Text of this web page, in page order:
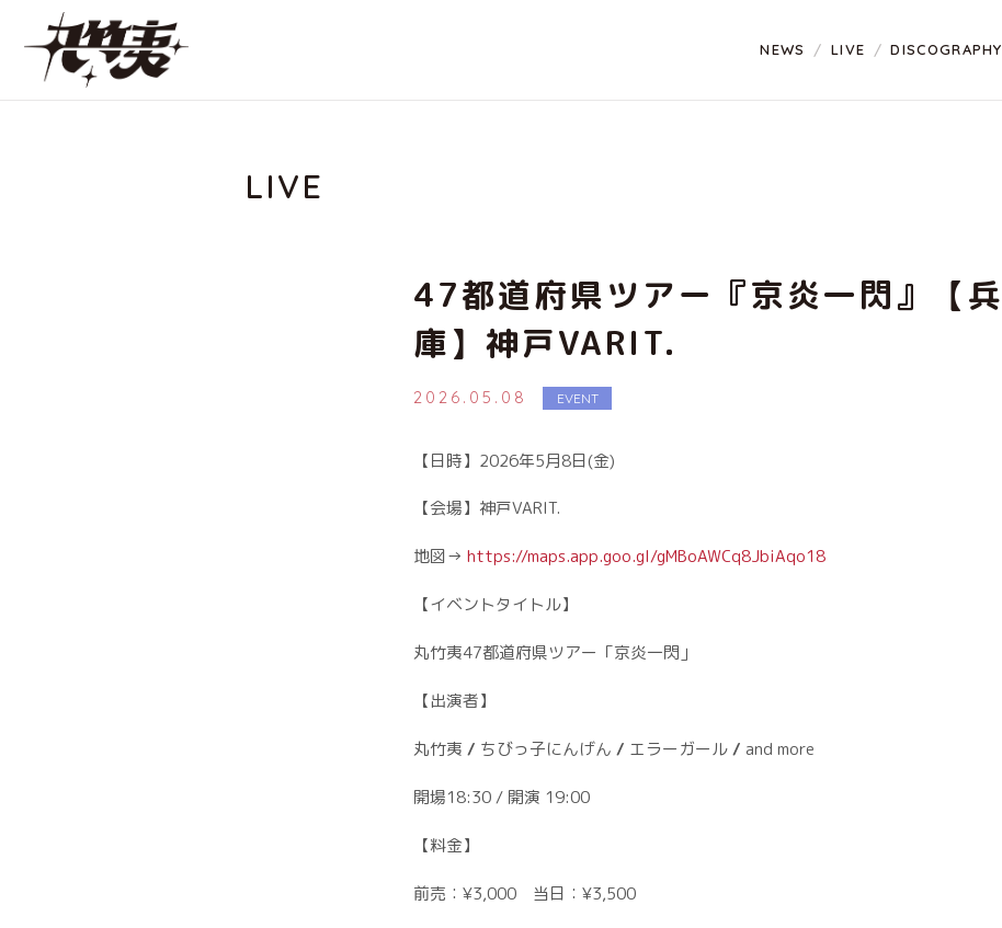
NEWS LIVE DISCOGRAPHY
LIVE
47都道府県ツアー『京炎一閃』【兵
庫】神戸VARIT.
2026.05.08 EVENT
【日時】2026年5月8日(金)
【会場】神戸VARIT.
地図→https://maps.app.goo.gl/gMBoAWCq8JbiAqo18
【イベントタイトル】
丸竹夷47都道府県ツアー「京炎一閃」
【出演者】
丸竹夷/ ちびっ子にんげん/ エラーガール/ and more
開場18:30 / 開演 19:00
【料金】
前売：¥3,000 当日：¥3,500